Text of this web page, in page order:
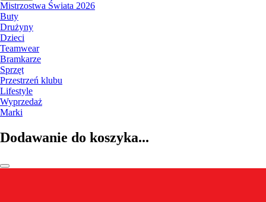
Mistrzostwa Świata 2026
Buty
Drużyny
Dzieci
Teamwear
Bramkarze
Sprzęt
Przestrzeń klubu
Lifestyle
Wyprzedaż
Marki
Dodawanie do koszyka...